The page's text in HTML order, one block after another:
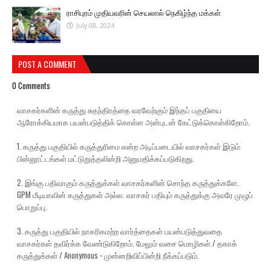
ராசிபுரம் முதியவரின் செயலால் நெகிழ்ந்த மக்கள்
July 08, 2024
POST A COMMENT
0 Comments
வாசகர்களின் கருத்து சுதந்திரத்தை வரவேற்கும் இந்தப் பகுதியை
ஆரோக்கியமாக பயன்படுத்திக் கொள்ள அன்புடன் கேட்டுக்கொள்கிறோம்.
1. கருத்து பகுதியில் கருத்துரிமை என்ற அடிப்படையில் வாசகர்கள் இடும்
பின்னூட்டங்கள் மட்டுறுத்தலின்றி அனுமதிக்கப்படுகிறது.
2. இங்கு பதிவாகும் கருத்துக்கள் வாசகர்களின் சொந்த கருத்துக்களே.
GPM மீடியாவின் கருத்துகள் அல்ல. வாசகர் பதியும் கருத்துக்கு அவரே முழுப்
பொறுப்பு.
3. கருத்து பகுதியில் நாகரிகமற்ற வார்த்தைகள் பயன்படுத்துவதை
வாசகர்கள் தவிர்க்க வேண்டுகிறோம். மேலும் வசை மொழிகள் / தகாக்
கருத்துக்கள் / Anonymous - முன்னறிவிப்பின்றி நீக்கப்படும்.